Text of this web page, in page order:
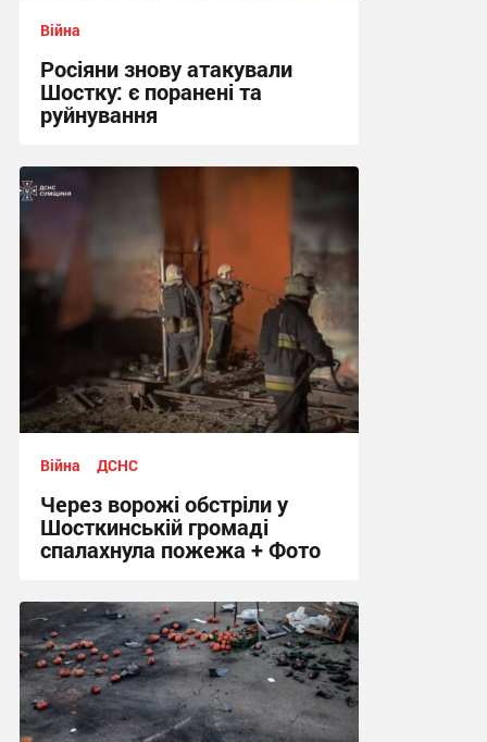
Війна
Росіяни знову атакували
Шостку: є поранені та
руйнування
20:21 сьогодні
Війна ДСНС
Через ворожі обстріли у
Шосткинській громаді
спалахнула пожежа + Фото
12:12 сьогодні